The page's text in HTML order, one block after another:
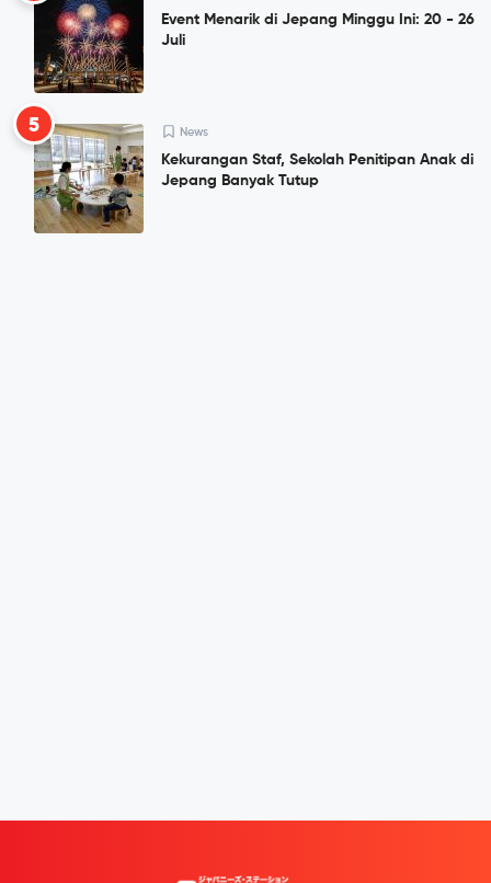
Event Menarik di Jepang Minggu Ini: 20 - 26
Juli
5 News
Kekurangan Staf, Sekolah Penitipan Anak di
Jepang Banyak Tutup